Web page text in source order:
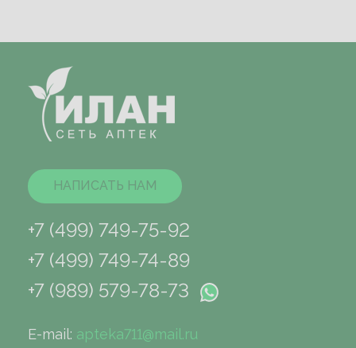
НАПИСАТЬ НАМ
+7 (499) 749-75-92
+7 (499) 749-74-89
+7 (989) 579-78-73
E-mail: apteka711@mail.ru